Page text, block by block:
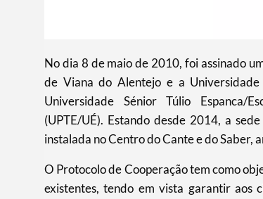
No dia 8 de maio de 2010, foi assinado
de Viana do Alentejo e a
Universidade Sénior Túlio Espanca/
(UPTE/UÉ). Estando desde 2014, a
instalada no Centro do Cante e do Saber,
O Protocolo de Cooperação tem como
existentes, tendo em vista garantir aos